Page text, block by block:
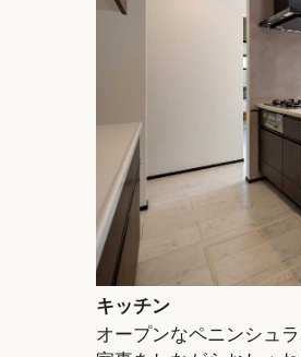
キッチン
オープンなペニンシュ